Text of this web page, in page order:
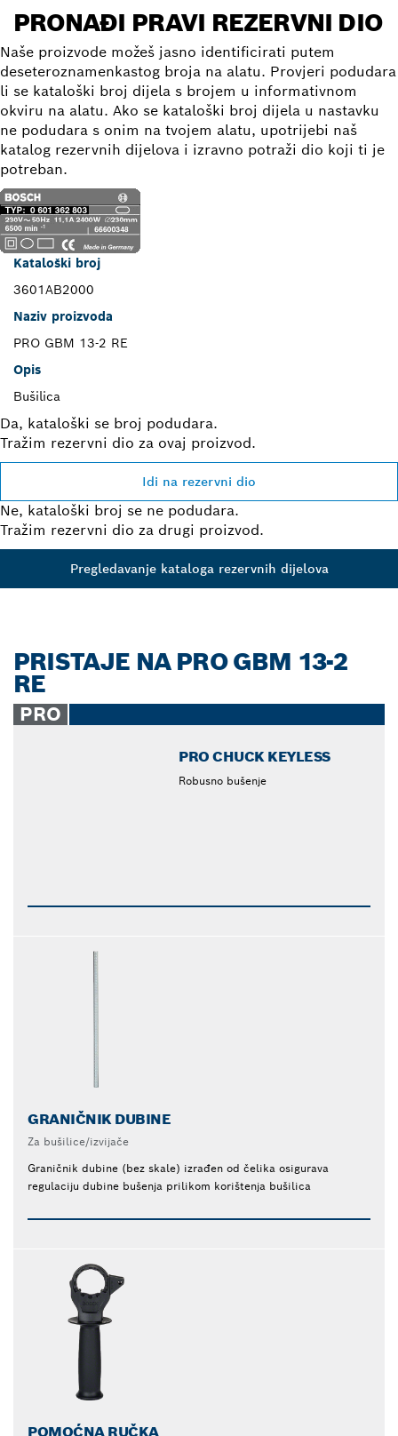
PRONAĐI PRAVI REZERVNI DIO
Naše proizvode možeš jasno identificirati putem
deseteroznamenkastog broja na alatu. Provjeri podudara
li se kataloški broj dijela s brojem u informativnom
okviru na alatu. Ako se kataloški broj dijela u nastavku
ne podudara s onim na tvojem alatu, upotrijebi naš
katalog rezervnih dijelova i izravno potraži dio koji ti je
potreban.
Kataloški broj
3601AB2000
Naziv proizvoda
PRO GBM 13-2 RE
Opis
Bušilica
Da, kataloški se broj podudara.
Tražim rezervni dio za ovaj proizvod.
Idi na rezervni dio
Ne, kataloški broj se ne podudara.
Tražim rezervni dio za drugi proizvod.
Pregledavanje kataloga rezervnih dijelova
PRISTAJE NA PRO GBM 13-2
RE
PRO
PRO CHUCK KEYLESS
Robusno bušenje
GRANIČNIK DUBINE
Za bušilice/izvijače
Graničnik dubine (bez skale) izrađen od čelika osigurava
regulaciju dubine bušenja prilikom korištenja bušilica
POMOĆNA RUČKA